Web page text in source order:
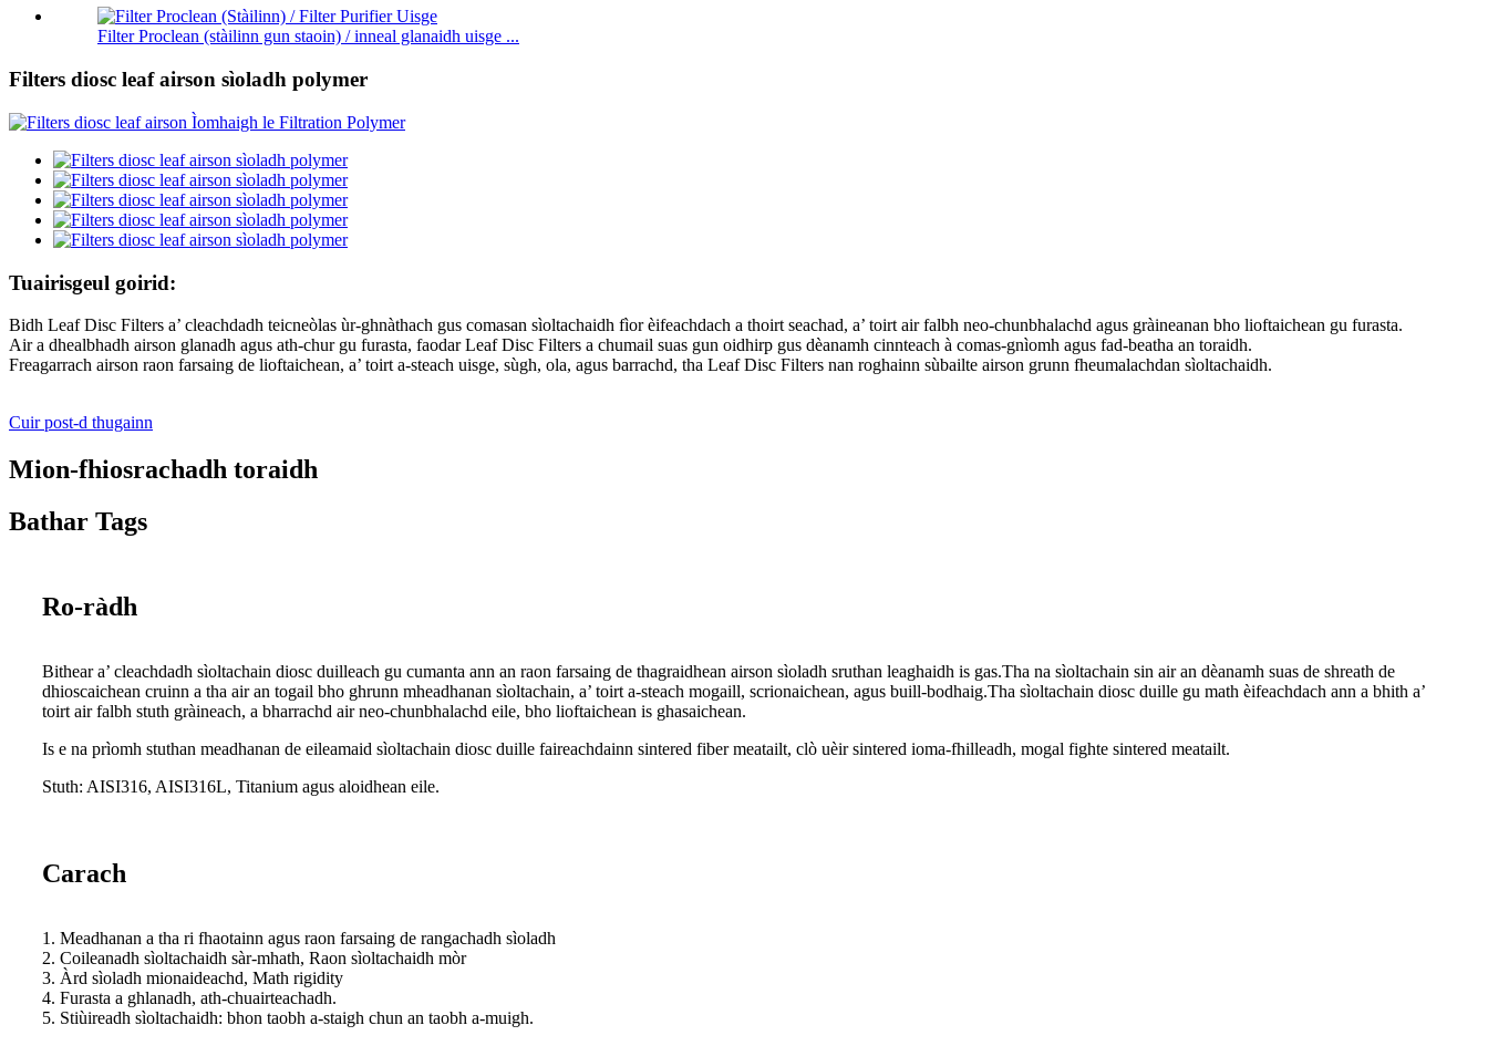
Filter Proclean (stàilinn gun staoin) / inneal glanaidh uisge ...
Filters diosc leaf airson sìoladh polymer
Tuairisgeul goirid:
Bidh Leaf Disc Filters a’ cleachdadh teicneòlas ùr-ghnàthach gus comasan sìoltachaidh fìor èifeachdach a thoirt seachad, a’ toirt air falbh neo-chunbhalachd agus gràineanan bho lioftaichean gu furasta.
Air a dhealbhadh airson glanadh agus ath-chur gu furasta, faodar Leaf Disc Filters a chumail suas gun oidhirp gus dèanamh cinnteach à comas-gnìomh agus fad-beatha an toraidh.
Freagarrach airson raon farsaing de lioftaichean, a’ toirt a-steach uisge, sùgh, ola, agus barrachd, tha Leaf Disc Filters nan roghainn sùbailte airson grunn fheumalachdan sìoltachaidh.
Cuir post-d thugainn
Mion-fhiosrachadh toraidh
Bathar Tags
Ro-ràdh
Bithear a’ cleachdadh sìoltachain diosc duilleach gu cumanta ann an raon farsaing de thagraidhean airson sìoladh sruthan leaghaidh is gas.Tha na sìoltachain sin air an dèanamh suas de shreath de
dhioscaichean cruinn a tha air an togail bho ghrunn mheadhanan sìoltachain, a’ toirt a-steach mogaill, scrionaichean, agus buill-bodhaig.Tha sìoltachain diosc duille gu math èifeachdach ann a bhith a’
toirt air falbh stuth gràineach, a bharrachd air neo-chunbhalachd eile, bho lioftaichean is ghasaichean.
Is e na prìomh stuthan meadhanan de eileamaid sìoltachain diosc duille faireachdainn sintered fiber meatailt, clò uèir sintered ioma-fhilleadh, mogal fighte sintered meatailt.
Stuth: AISI316, AISI316L, Titanium agus aloidhean eile.
Carach
1. Meadhanan a tha ri fhaotainn agus raon farsaing de rangachadh sìoladh
2. Coileanadh sìoltachaidh sàr-mhath, Raon sìoltachaidh mòr
3. Àrd sìoladh mionaideachd, Math rigidity
4. Furasta a ghlanadh, ath-chuairteachadh.
5. Stiùireadh sìoltachaidh: bhon taobh a-staigh chun an taobh a-muigh.